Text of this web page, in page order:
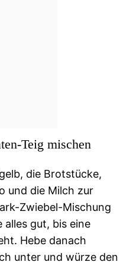
Teig mischen
die Brotstücke,
und die Milch zur
Zwiebel-Mischung
alles gut, bis eine
Hebe danach
unter und würze den